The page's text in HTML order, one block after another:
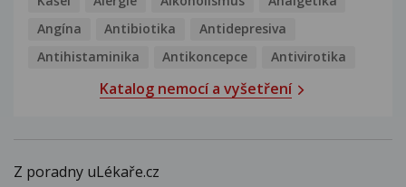
Angína
Antibiotika
Antidepresiva
Antihistaminika
Antikoncepce Antivirotika
Katalog nemocí a vyšetření
Z poradny uLékaře.cz